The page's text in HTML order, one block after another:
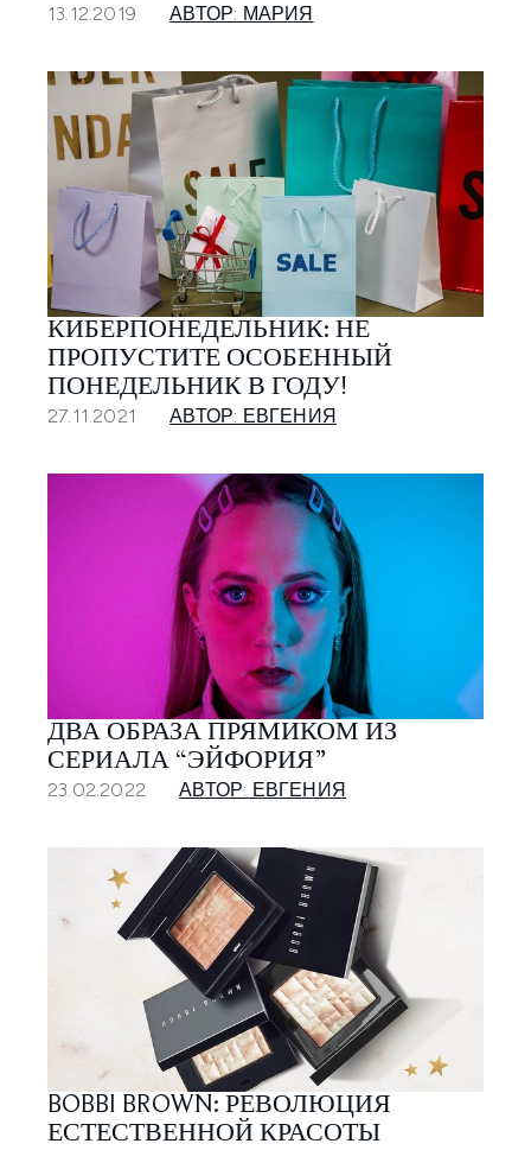
13.12.2019 АВТОР: МАРИЯ
КИБЕРПОНЕДЕЛЬНИК: НЕ
ПРОПУСТИТЕ ОСОБЕННЫЙ
ПОНЕДЕЛЬНИК В ГОДУ!
27.11.2021 АВТОР: ЕВГЕНИЯ
ДВА ОБРАЗА ПРЯМИКОМ ИЗ
СЕРИАЛА “ЭЙФОРИЯ”
23.02.2022 АВТОР: ЕВГЕНИЯ
BOBBI BROWN: РЕВОЛЮЦИЯ
ЕСТЕСТВЕННОЙ КРАСОТЫ